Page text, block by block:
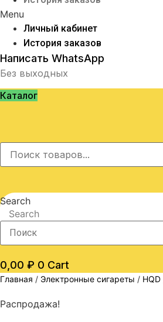
Menu
Личный кабинет
История заказов
Написать WhatsApp
Без выходных
Каталог
Search
Search
0,00 ₽ 0 Cart
Главная / Электронные сигареты / HQD
Распродажа!